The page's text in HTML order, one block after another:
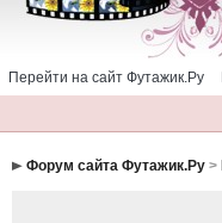
Перейти на сайт Футажик.Ру
Форум сайта Футажик.Ру>